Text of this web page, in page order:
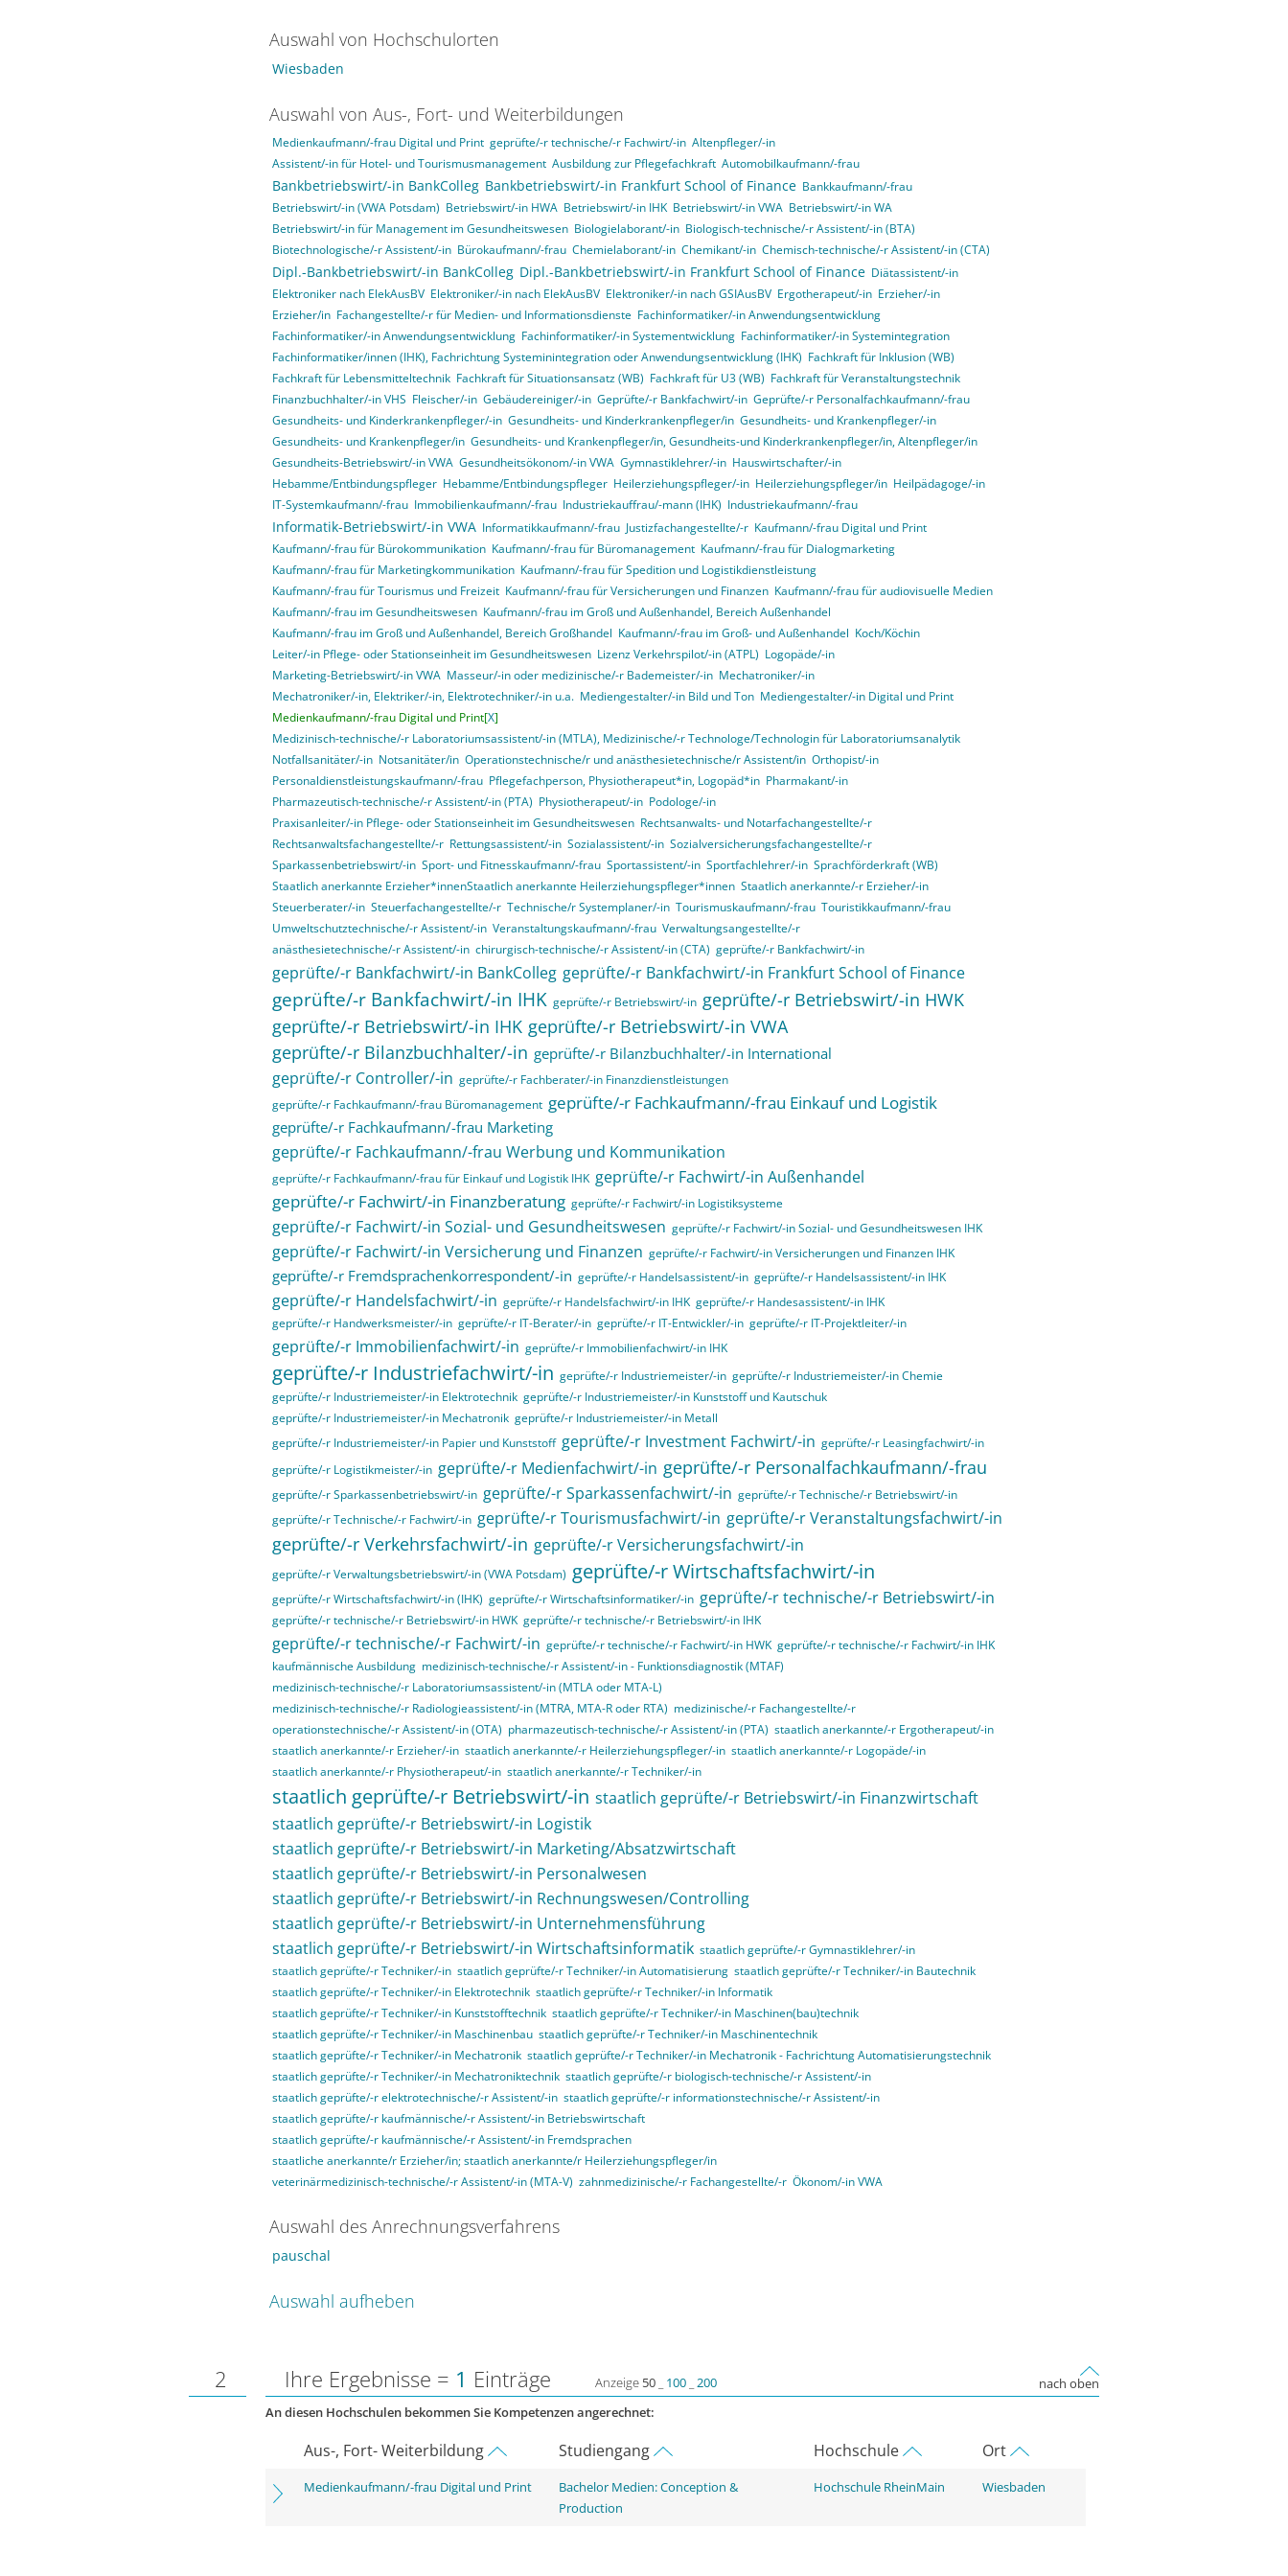
Auswahl von Hochschulorten
Wiesbaden
Auswahl von Aus-, Fort- und Weiterbildungen
Medienkaufmann/-frau Digital und Print geprüfte/-r technische/-r Fachwirt/-in Altenpfleger/-in
Assistent/-in für Hotel- und Tourismusmanagement Ausbildung zur Pflegefachkraft Automobilkaufmann/-frau
Bankbetriebswirt/-in BankColleg Bankbetriebswirt/-in Frankfurt School of Finance Bankkaufmann/-frau
Betriebswirt/-in (VWA Potsdam) Betriebswirt/-in HWA Betriebswirt/-in IHK Betriebswirt/-in VWA Betriebswirt/-in WA
Betriebswirt/-in für Management im Gesundheitswesen Biologielaborant/-in Biologisch-technische/-r Assistent/-in (BTA)
Biotechnologische/-r Assistent/-in Bürokaufmann/-frau Chemielaborant/-in Chemikant/-in Chemisch-technische/-r Assistent/-in (CTA)
Dipl.-Bankbetriebswirt/-in BankColleg Dipl.-Bankbetriebswirt/-in Frankfurt School of Finance Diätassistent/-in
Elektroniker nach ElekAusBV Elektroniker/-in nach ElekAusBV Elektroniker/-in nach GSIAusBV Ergotherapeut/-in Erzieher/-in
Erzieher/in Fachangestellte/-r für Medien- und Informationsdienste Fachinformatiker/-in Anwendungsentwicklung
Fachinformatiker/-in Anwendungsentwicklung Fachinformatiker/-in Systementwicklung Fachinformatiker/-in Systemintegration
Fachinformatiker/innen (IHK), Fachrichtung Systeminintegration oder Anwendungsentwicklung (IHK) Fachkraft für Inklusion (WB)
Fachkraft für Lebensmitteltechnik Fachkraft für Situationsansatz (WB) Fachkraft für U3 (WB) Fachkraft für Veranstaltungstechnik
Finanzbuchhalter/-in VHS Fleischer/-in Gebäudereiniger/-in Geprüfte/-r Bankfachwirt/-in Geprüfte/-r Personalfachkaufmann/-frau
Gesundheits- und Kinderkrankenpfleger/-in Gesundheits- und Kinderkrankenpfleger/in Gesundheits- und Krankenpfleger/-in
Gesundheits- und Krankenpfleger/in Gesundheits- und Krankenpfleger/in, Gesundheits-und Kinderkrankenpfleger/in, Altenpfleger/in
Gesundheits-Betriebswirt/-in VWA Gesundheitsökonom/-in VWA Gymnastiklehrer/-in Hauswirtschafter/-in
Hebamme/Entbindungspfleger Hebamme/Entbindungspfleger Heilerziehungspfleger/-in Heilerziehungspfleger/in Heilpädagoge/-in
IT-Systemkaufmann/-frau Immobilienkaufmann/-frau Industriekauffrau/-mann (IHK) Industriekaufmann/-frau
Informatik-Betriebswirt/-in VWA Informatikkaufmann/-frau Justizfachangestellte/-r Kaufmann/-frau Digital und Print
Kaufmann/-frau für Bürokommunikation Kaufmann/-frau für Büromanagement Kaufmann/-frau für Dialogmarketing
Kaufmann/-frau für Marketingkommunikation Kaufmann/-frau für Spedition und Logistikdienstleistung
Kaufmann/-frau für Tourismus und Freizeit Kaufmann/-frau für Versicherungen und Finanzen Kaufmann/-frau für audiovisuelle Medien
Kaufmann/-frau im Gesundheitswesen Kaufmann/-frau im Groß und Außenhandel, Bereich Außenhandel
Kaufmann/-frau im Groß und Außenhandel, Bereich Großhandel Kaufmann/-frau im Groß- und Außenhandel Koch/Köchin
Leiter/-in Pflege- oder Stationseinheit im Gesundheitswesen Lizenz Verkehrspilot/-in (ATPL) Logopäde/-in
Marketing-Betriebswirt/-in VWA Masseur/-in oder medizinische/-r Bademeister/-in Mechatroniker/-in
Mechatroniker/-in, Elektriker/-in, Elektrotechniker/-in u.a. Mediengestalter/-in Bild und Ton Mediengestalter/-in Digital und Print
Medienkaufmann/-frau Digital und Print[X]
Medizinisch-technische/-r Laboratoriumsassistent/-in (MTLA), Medizinische/-r Technologe/Technologin für Laboratoriumsanalytik
Notfallsanitäter/-in Notsanitäter/in Operationstechnische/r und anästhesietechnische/r Assistent/in Orthopist/-in
Personaldienstleistungskaufmann/-frau Pflegefachperson, Physiotherapeut*in, Logopäd*in Pharmakant/-in
Pharmazeutisch-technische/-r Assistent/-in (PTA) Physiotherapeut/-in Podologe/-in
Praxisanleiter/-in Pflege- oder Stationseinheit im Gesundheitswesen Rechtsanwalts- und Notarfachangestellte/-r
Rechtsanwaltsfachangestellte/-r Rettungsassistent/-in Sozialassistent/-in Sozialversicherungsfachangestellte/-r
Sparkassenbetriebswirt/-in Sport- und Fitnesskaufmann/-frau Sportassistent/-in Sportfachlehrer/-in Sprachförderkraft (WB)
Staatlich anerkannte Erzieher*innenStaatlich anerkannte Heilerziehungspfleger*innen Staatlich anerkannte/-r Erzieher/-in
Steuerberater/-in Steuerfachangestellte/-r Technische/r Systemplaner/-in Tourismuskaufmann/-frau Touristikkaufmann/-frau
Umweltschutztechnische/-r Assistent/-in Veranstaltungskaufmann/-frau Verwaltungsangestellte/-r
anästhesietechnische/-r Assistent/-in chirurgisch-technische/-r Assistent/-in (CTA) geprüfte/-r Bankfachwirt/-in
geprüfte/-r Bankfachwirt/-in BankColleg geprüfte/-r Bankfachwirt/-in Frankfurt School of Finance
geprüfte/-r Bankfachwirt/-in IHK geprüfte/-r Betriebswirt/-in geprüfte/-r Betriebswirt/-in HWK
geprüfte/-r Betriebswirt/-in IHK geprüfte/-r Betriebswirt/-in VWA
geprüfte/-r Bilanzbuchhalter/-in geprüfte/-r Bilanzbuchhalter/-in International
geprüfte/-r Controller/-in geprüfte/-r Fachberater/-in Finanzdienstleistungen
geprüfte/-r Fachkaufmann/-frau Büromanagement geprüfte/-r Fachkaufmann/-frau Einkauf und Logistik
geprüfte/-r Fachkaufmann/-frau Marketing
geprüfte/-r Fachkaufmann/-frau Werbung und Kommunikation
geprüfte/-r Fachkaufmann/-frau für Einkauf und Logistik IHK geprüfte/-r Fachwirt/-in Außenhandel
geprüfte/-r Fachwirt/-in Finanzberatung geprüfte/-r Fachwirt/-in Logistiksysteme
geprüfte/-r Fachwirt/-in Sozial- und Gesundheitswesen geprüfte/-r Fachwirt/-in Sozial- und Gesundheitswesen IHK
geprüfte/-r Fachwirt/-in Versicherung und Finanzen geprüfte/-r Fachwirt/-in Versicherungen und Finanzen IHK
geprüfte/-r Fremdsprachenkorrespondent/-in geprüfte/-r Handelsassistent/-in geprüfte/-r Handelsassistent/-in IHK
geprüfte/-r Handelsfachwirt/-in geprüfte/-r Handelsfachwirt/-in IHK geprüfte/-r Handesassistent/-in IHK
geprüfte/-r Handwerksmeister/-in geprüfte/-r IT-Berater/-in geprüfte/-r IT-Entwickler/-in geprüfte/-r IT-Projektleiter/-in
geprüfte/-r Immobilienfachwirt/-in geprüfte/-r Immobilienfachwirt/-in IHK
geprüfte/-r Industriefachwirt/-in geprüfte/-r Industriemeister/-in geprüfte/-r Industriemeister/-in Chemie
geprüfte/-r Industriemeister/-in Elektrotechnik geprüfte/-r Industriemeister/-in Kunststoff und Kautschuk
geprüfte/-r Industriemeister/-in Mechatronik geprüfte/-r Industriemeister/-in Metall
geprüfte/-r Industriemeister/-in Papier und Kunststoff geprüfte/-r Investment Fachwirt/-in geprüfte/-r Leasingfachwirt/-in
geprüfte/-r Logistikmeister/-in geprüfte/-r Medienfachwirt/-in geprüfte/-r Personalfachkaufmann/-frau
geprüfte/-r Sparkassenbetriebswirt/-in geprüfte/-r Sparkassenfachwirt/-in geprüfte/-r Technische/-r Betriebswirt/-in
geprüfte/-r Technische/-r Fachwirt/-in geprüfte/-r Tourismusfachwirt/-in geprüfte/-r Veranstaltungsfachwirt/-in
geprüfte/-r Verkehrsfachwirt/-in geprüfte/-r Versicherungsfachwirt/-in
geprüfte/-r Verwaltungsbetriebswirt/-in (VWA Potsdam) geprüfte/-r Wirtschaftsfachwirt/-in
geprüfte/-r Wirtschaftsfachwirt/-in (IHK) geprüfte/-r Wirtschaftsinformatiker/-in geprüfte/-r technische/-r Betriebswirt/-in
geprüfte/-r technische/-r Betriebswirt/-in HWK geprüfte/-r technische/-r Betriebswirt/-in IHK
geprüfte/-r technische/-r Fachwirt/-in geprüfte/-r technische/-r Fachwirt/-in HWK geprüfte/-r technische/-r Fachwirt/-in IHK
kaufmännische Ausbildung medizinisch-technische/-r Assistent/-in - Funktionsdiagnostik (MTAF)
medizinisch-technische/-r Laboratoriumsassistent/-in (MTLA oder MTA-L)
medizinisch-technische/-r Radiologieassistent/-in (MTRA, MTA-R oder RTA) medizinische/-r Fachangestellte/-r
operationstechnische/-r Assistent/-in (OTA) pharmazeutisch-technische/-r Assistent/-in (PTA) staatlich anerkannte/-r Ergotherapeut/-in
staatlich anerkannte/-r Erzieher/-in staatlich anerkannte/-r Heilerziehungspfleger/-in staatlich anerkannte/-r Logopäde/-in
staatlich anerkannte/-r Physiotherapeut/-in staatlich anerkannte/-r Techniker/-in
staatlich geprüfte/-r Betriebswirt/-in staatlich geprüfte/-r Betriebswirt/-in Finanzwirtschaft
staatlich geprüfte/-r Betriebswirt/-in Logistik
staatlich geprüfte/-r Betriebswirt/-in Marketing/Absatzwirtschaft
staatlich geprüfte/-r Betriebswirt/-in Personalwesen
staatlich geprüfte/-r Betriebswirt/-in Rechnungswesen/Controlling
staatlich geprüfte/-r Betriebswirt/-in Unternehmensführung
staatlich geprüfte/-r Betriebswirt/-in Wirtschaftsinformatik staatlich geprüfte/-r Gymnastiklehrer/-in
staatlich geprüfte/-r Techniker/-in staatlich geprüfte/-r Techniker/-in Automatisierung staatlich geprüfte/-r Techniker/-in Bautechnik
staatlich geprüfte/-r Techniker/-in Elektrotechnik staatlich geprüfte/-r Techniker/-in Informatik
staatlich geprüfte/-r Techniker/-in Kunststofftechnik staatlich geprüfte/-r Techniker/-in Maschinen(bau)technik
staatlich geprüfte/-r Techniker/-in Maschinenbau staatlich geprüfte/-r Techniker/-in Maschinentechnik
staatlich geprüfte/-r Techniker/-in Mechatronik staatlich geprüfte/-r Techniker/-in Mechatronik - Fachrichtung Automatisierungstechnik
staatlich geprüfte/-r Techniker/-in Mechatroniktechnik staatlich geprüfte/-r biologisch-technische/-r Assistent/-in
staatlich geprüfte/-r elektrotechnische/-r Assistent/-in staatlich geprüfte/-r informationstechnische/-r Assistent/-in
staatlich geprüfte/-r kaufmännische/-r Assistent/-in Betriebswirtschaft
staatlich geprüfte/-r kaufmännische/-r Assistent/-in Fremdsprachen
staatliche anerkannte/r Erzieher/in; staatlich anerkannte/r Heilerziehungspfleger/in
veterinärmedizinisch-technische/-r Assistent/-in (MTA-V) zahnmedizinische/-r Fachangestellte/-r Ökonom/-in VWA
Auswahl des Anrechnungsverfahrens
pauschal
Auswahl aufheben
2 Ihre Ergebnisse = 1 Einträge Anzeige 50 100 200
nach oben
An diesen Hochschulen bekommen Sie Kompetenzen angerechnet:
Aus-, Fort- Weiterbildung Studiengang Hochschule Ort
Medienkaufmann/-frau Digital und Print
Bachelor Medien: Conception &
Production
Hochschule RheinMain Wiesbaden